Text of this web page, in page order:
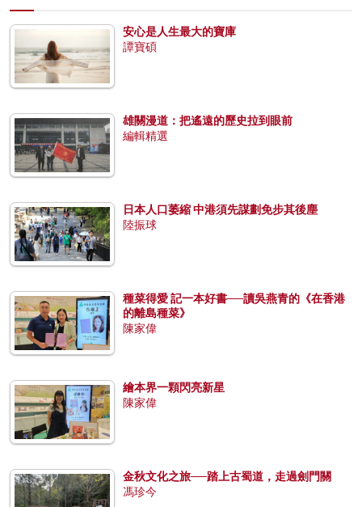
安心是人生最大的寶庫
譚寶碩
雄關漫道：把遙遠的歷史拉到眼前
編輯精選
日本人口萎縮 中港須先謀劃免步其後塵
陸振球
種菜得愛 記一本好書──讀吳燕青的《在香港
的離島種菜》
陳家偉
繪本界一顆閃亮新星
陳家偉
金秋文化之旅──踏上古蜀道，走過劍門關
馮珍今